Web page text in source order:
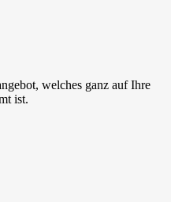
welches ganz auf Ihre
ist.